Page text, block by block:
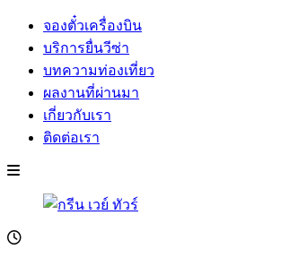
จองตั๋วเครื่องบิน
บริการยื่นวีซ่า
บทความท่องเที่ยว
ผลงานที่ผ่านมา
เกี่ยวกับเรา
ติดต่อเรา